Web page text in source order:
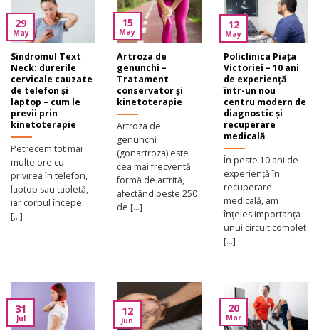
Sindromul Text
Neck: durerile
cervicale cauzate
de telefon și
laptop – cum le
previi prin
kinetoterapie
Petrecem tot mai
multe ore cu
privirea în telefon,
laptop sau tabletă,
iar corpul începe
[...]
29
May
Artroza de
genunchi –
Tratament
conservator și
kinetoterapie
Artroza de
genunchi
(gonartroza) este
cea mai frecventă
formă de artrită,
afectând peste 250
de [...]
15
May
Policlinica Piața
Victoriei – 10 ani
de experiență
într-un nou
centru modern de
diagnostic și
recuperare
medicală
În peste 10 ani de
experiență în
recuperare
medicală, am
înțeles importanța
unui circuit complet
[...]
12
May
31
Jul
12
Jun
20
Mar